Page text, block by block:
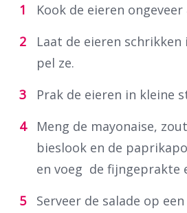
Kook de eieren
Laat de eieren
pel ze.
Prak de eieren in kleine
Meng de mayonaise,
bieslook en de
en voeg de fijngeprakte
Serveer de salade op